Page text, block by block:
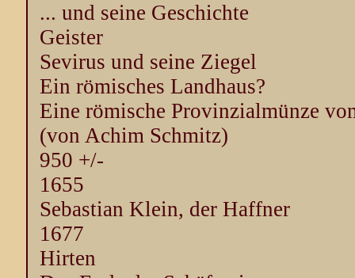
... und seine Geschichte
Geister
Sevirus und seine Ziegel
Ein römisches Landhaus?
Eine römische Provinzialmünze
(von Achim Schmitz)
950 +/-
1655
Sebastian Klein, der Haffner
1677
Hirten